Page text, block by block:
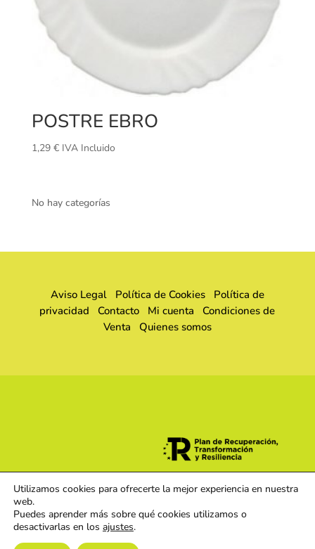
POSTRE EBRO
1,29 € IVA Incluido
No hay categorías
Aviso Legal Política de Cookies
Política de
privacidad
Contacto Mi cuenta
Condiciones de
Venta Quienes somos
Utilizamos cookies para ofrecerte la mejor experiencia en nuestra
web.
Puedes aprender más sobre qué cookies utilizamos o
desactivarlas en los ajustes.